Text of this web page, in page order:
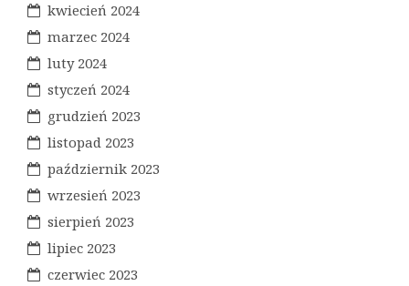
kwiecień 2024
marzec 2024
luty 2024
styczeń 2024
grudzień 2023
listopad 2023
październik 2023
wrzesień 2023
sierpień 2023
lipiec 2023
czerwiec 2023